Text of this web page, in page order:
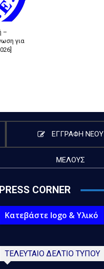
–
για
ΕΓΓΡΑΦΗ ΝΕΟΥ
ΜΕΛΟΥΣ
PRESS CORNER
Κατεβάστε logo & Υλικό
ΤΕΛΕΥΤΑΙΟ ΔΕΛΤΙΟ ΤΥΠΟΥ